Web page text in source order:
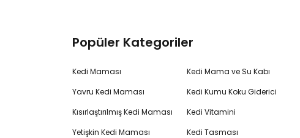
Popüler Kategoriler
Kedi Maması
Yavru Kedi Maması
Kısırlaştırılmış Kedi Maması
Yetişkin Kedi Maması
Kedi Mama ve Su Kabı
Kedi Kumu Koku Giderici
Kedi Vitamini
Kedi Tasması